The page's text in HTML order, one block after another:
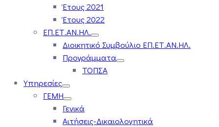
Έτους 2021
Έτους 2022
ΕΠ.ΕΤ.ΑΝ.ΗΛ.
Διοικητικό Συμβούλιο ΕΠ.ΕΤ.ΑΝ.ΗΛ.
Προγράμματα
ΤΟΠΣΑ
Υπηρεσίες
ΓΕΜΗ
Γενικά
Αιτήσεις-Δικαιολογητικά